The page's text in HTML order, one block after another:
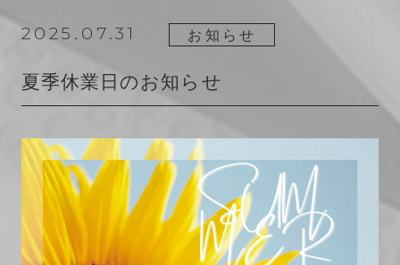
2025.07.31 お知らせ
夏季休業日のお知らせ